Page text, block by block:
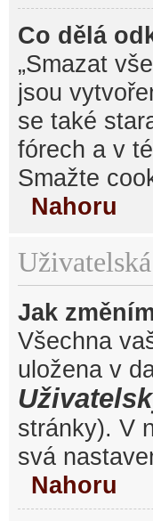
Co dělá
„Smazat
jsou
se také
fórech a v
Smažte
Nahoru
Jak
Všechna
uložena v
stránky). V
svá
Nahoru